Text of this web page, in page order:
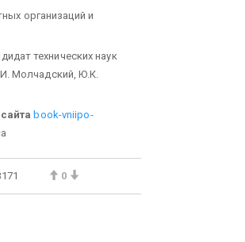
организаций и
технических наук
Молчадский, Ю.К.
book-vniipo-
0